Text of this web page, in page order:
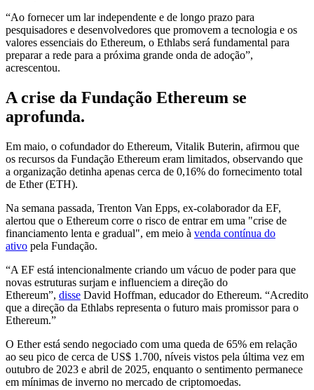
“Ao fornecer um lar independente e de longo prazo para
pesquisadores e desenvolvedores que promovem a tecnologia e os
valores essenciais do Ethereum, o Ethlabs será fundamental para
preparar a rede para a próxima grande onda de adoção”,
acrescentou.
A crise da Fundação Ethereum se
aprofunda.
Em maio, o cofundador do Ethereum, Vitalik Buterin, afirmou que
os recursos da Fundação Ethereum eram limitados, observando que
a organização detinha apenas cerca de 0,16% do fornecimento total
de Ether (ETH).
Na semana passada, Trenton Van Epps, ex-colaborador da EF,
alertou que o Ethereum corre o risco de entrar em uma "crise de
financiamento lenta e gradual", em meio à venda contínua do
ativo pela Fundação.
“A EF está intencionalmente criando um vácuo de poder para que
novas estruturas surjam e influenciem a direção do
Ethereum”, disse David Hoffman, educador do Ethereum. “Acredito
que a direção da Ethlabs representa o futuro mais promissor para o
Ethereum.”
O Ether está sendo negociado com uma queda de 65% em relação
ao seu pico de cerca de US$ 1.700, níveis vistos pela última vez em
outubro de 2023 e abril de 2025, enquanto o sentimento permanece
em mínimas de inverno no mercado de criptomoedas.